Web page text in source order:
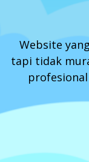
Website
tapi tidak